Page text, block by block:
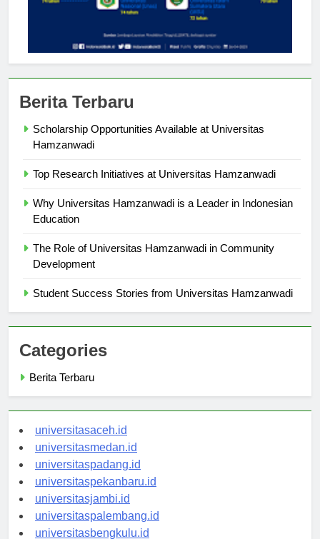
Scholarship Opportunities Available at Universitas
Why Universitas Hamzanwadi is a Leader in Indonesian
The Role of Universitas Hamzanwadi in Community
Categories
universitasaceh.id
universitasmedan.id
universitaspadang.id
universitaspekanbaru.id
universitasjambi.id
universitaspalembang.id